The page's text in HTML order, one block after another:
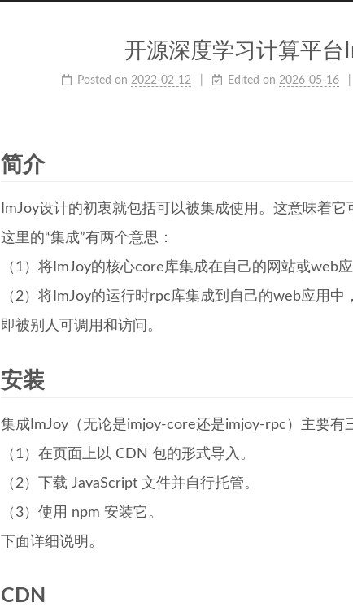
开源深度学习计算平台
Posted on 2022-02-12 Edited on 2026-05-16
简介
ImJoy设计的初衷就包括可以被集成使用。这意味着
这里的“集成”有两个意思：
（1）将ImJoy的核心core库集成在自己的网站或web
（2）将ImJoy的运行时rpc库集成到自己的web应用
即被别人可调用和访问。
安装
集成ImJoy（无论是imjoy-core还是imjoy-rpc）主要有
（1）在页面上以 CDN 包的形式导入。
（2）下载 JavaScript 文件并自行托管。
（3）使用 npm 安装它。
下面详细说明。
CDN